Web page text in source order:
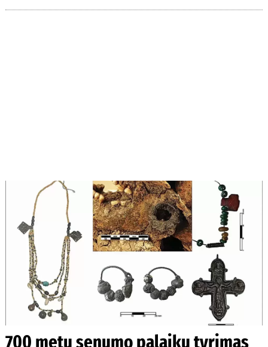
700 metų senumo palaikų tyrimas